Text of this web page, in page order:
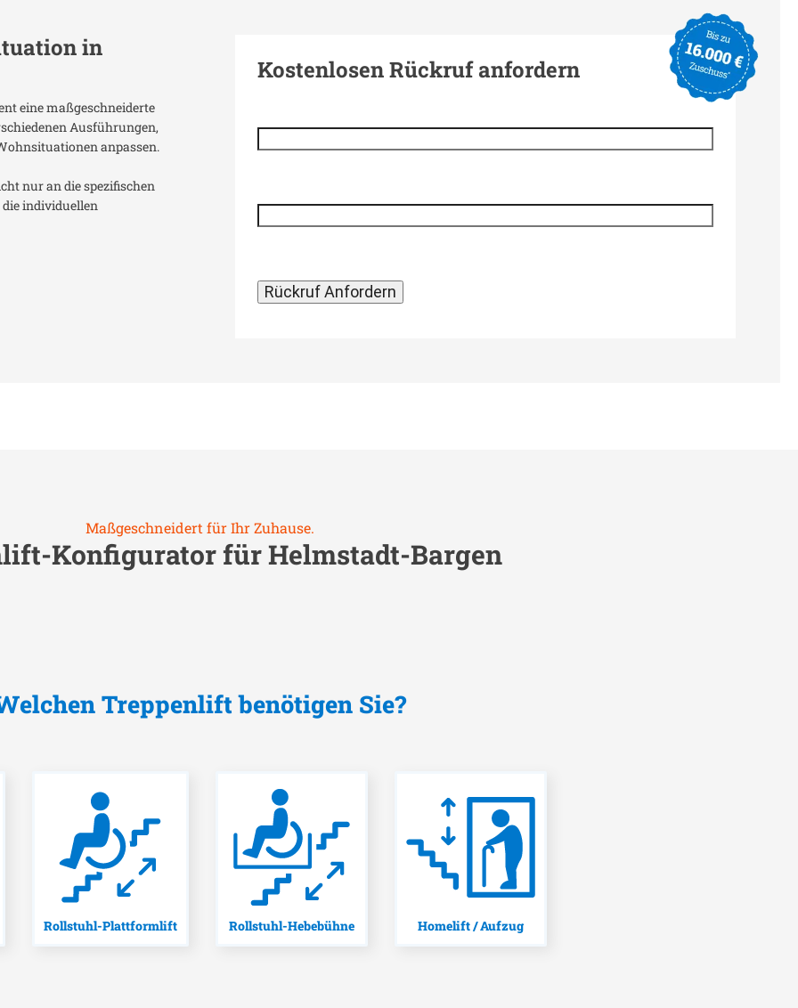
in
eine maßgeschneiderte
Ausführungen,
anpassen.
nur an die spezifischen
individuellen
Kostenlosen Rückruf anfordern
Maßgeschneidert für Ihr Zuhause.
Konfigurator fürHelmstadt-Bargen
Treppenlift benötigen Sie?
Rollstuhl-Plattformlift Rollstuhl-Hebebühne Homelift / Aufzug